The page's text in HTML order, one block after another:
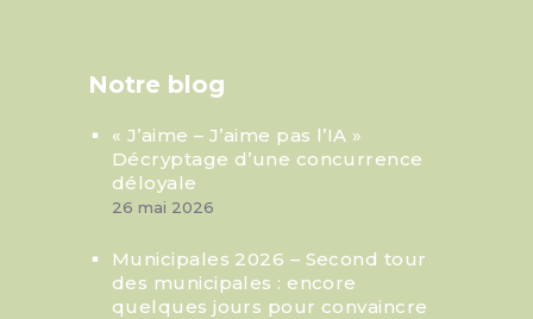
Notre blog
« J’aime – J’aime pas l’IA »
Décryptage d’une concurrence
déloyale
26 mai 2026
Municipales 2026 – Second tour
des municipales : encore
quelques jours pour convaincre